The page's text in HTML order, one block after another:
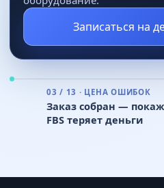
Записаться на
03 / 13 · ЦЕНА ОШИБОК
Заказ собран —
FBS теряет деньги